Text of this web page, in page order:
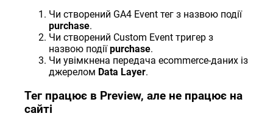
Чи створений GA4 Event тег з назвою події
purchase.
Чи створений Custom Event тригер з
назвою подіїpurchase.
Чи увімкнена передача ecommerce-даних із
джерелом Data Layer.
Тег працює в Preview, але не працює на
сайті